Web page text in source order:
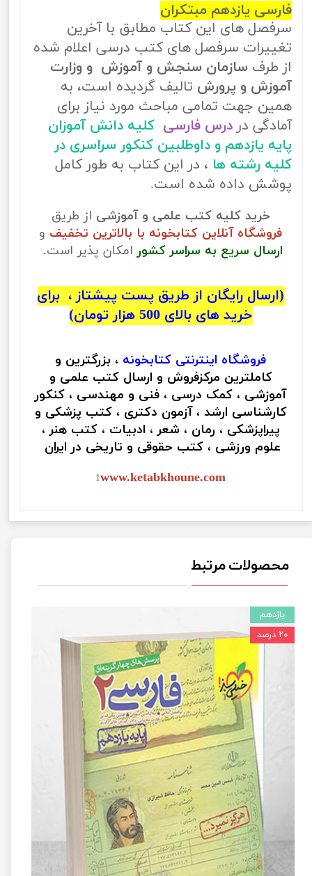
فارسی یازدهم مبتکران
سرفصل های این کتاب مطابق با آخرین
تغییرات سرفصل های کتب درسی اعلام شده
از طرف سازمان سنجش و آموزش و وزارت
آموزش و پرورش تالیف گردیده است، به
همین جهت تمامی مباحث مورد نیاز برای
آمادگی در درس فارسی کلیه دانش آموزان
پایه یازدهم و داوطلبین کنکور سراسری در
کلیه رشته ها ، در این کتاب به طور کامل
پوشش داده شده است.
خرید کلیه کتب علمی و آموزشی از طریق
فروشگاه آنلاین کتابخونه با بالاترین تخفیف و
ارسال سریع به سراسر کشور امکان پذیر است.
(ارسال رایگان از طریق پست پیشتاز ، برای
خرید های بالای 500 هزار تومان)
فروشگاه اینترنتی کتابخونه ، بزرگترین و
کاملترین مرکزفروش و ارسال کتب علمی و
آموزشی ، کمک درسی ، فنی و مهندسی ، کنکور
کارشناسی ارشد ، آزمون دکتری ، کتب پزشکی و
پیراپزشکی ، رمان ، شعر ، ادبیات ، کتب هنر ،
علوم ورزشی ، کتب حقوقی و تاریخی در ایران
1www.ketabkhoune.com
محصولات مرتبط
یازدهم
۲۰ درصد